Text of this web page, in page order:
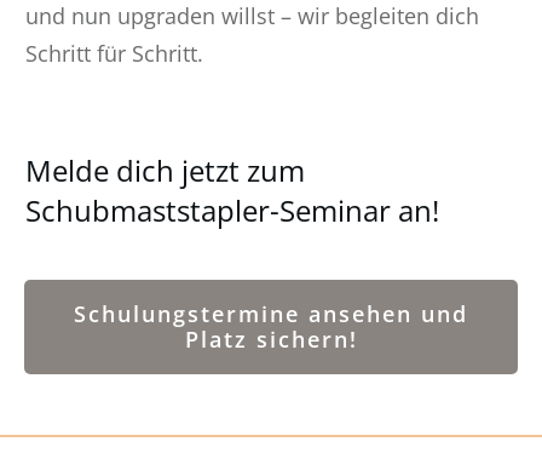
und nun upgraden willst – wir begleiten dich
Schritt für Schritt.
Melde dich jetzt zum
Schubmaststapler-Seminar an!
Schulungstermine ansehen und
Platz sichern!